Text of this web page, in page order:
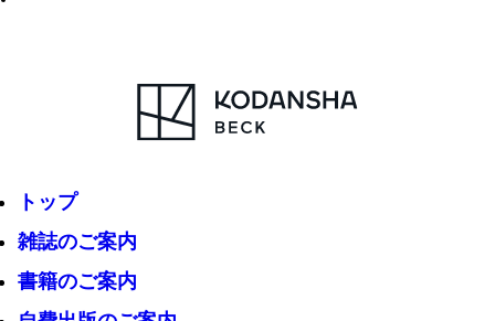
トップ
雑誌のご案内
書籍のご案内